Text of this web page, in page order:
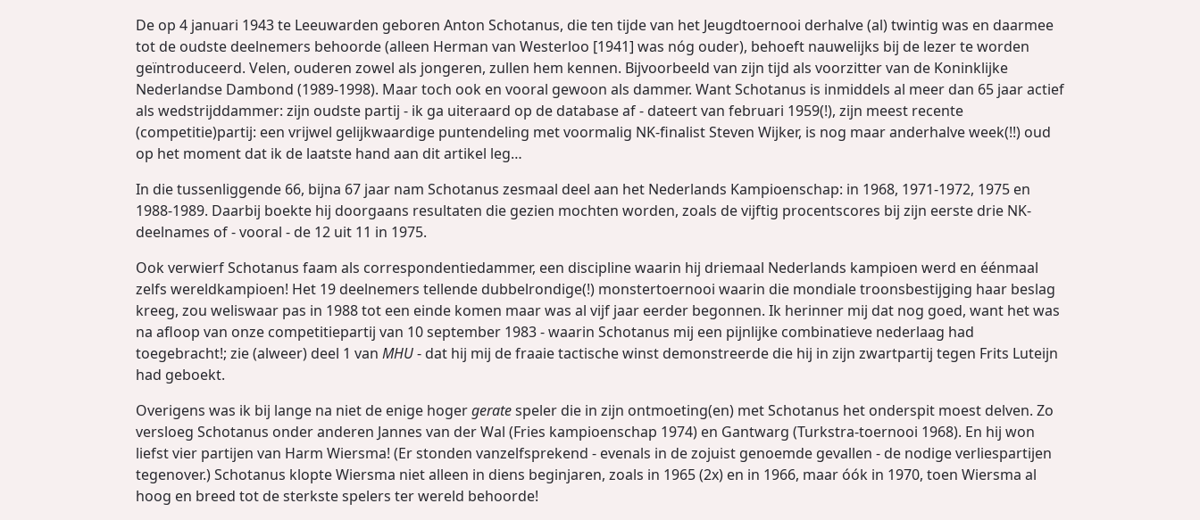
De op 4 januari 1943 te Leeuwarden geboren Anton Schotanus, die ten tijde van het Jeugdtoernooi derhalve (al) twintig was en daarmee
tot de oudste deelnemers behoorde (alleen Herman van Westerloo [1941] was nóg ouder), behoeft nauwelijks bij de lezer te worden
geïntroduceerd. Velen, ouderen zowel als jongeren, zullen hem kennen. Bijvoorbeeld van zijn tijd als voorzitter van de Koninklijke
Nederlandse Dambond (1989-1998). Maar toch ook en vooral gewoon als dammer. Want Schotanus is inmiddels al meer dan 65 jaar actief
als wedstrijddammer: zijn oudste partij - ik ga uiteraard op de database af - dateert van februari 1959(!), zijn meest recente
(competitie)partij: een vrijwel gelijkwaardige puntendeling met voormalig NK-finalist Steven Wijker, is nog maar anderhalve week(!!) oud
op het moment dat ik de laatste hand aan dit artikel leg…
In die tussenliggende 66, bijna 67 jaar nam Schotanus zesmaal deel aan het Nederlands Kampioenschap: in 1968, 1971-1972, 1975 en
1988-1989. Daarbij boekte hij doorgaans resultaten die gezien mochten worden, zoals de vijftig procentscores bij zijn eerste drie NK-
deelnames of - vooral - de 12 uit 11 in 1975.
Ook verwierf Schotanus faam als correspondentiedammer, een discipline waarin hij driemaal Nederlands kampioen werd en éénmaal
zelfs wereldkampioen! Het 19 deelnemers tellende dubbelrondige(!) monstertoernooi waarin die mondiale troonsbestijging haar beslag
kreeg, zou weliswaar pas in 1988 tot een einde komen maar was al vijf jaar eerder begonnen. Ik herinner mij dat nog goed, want het was
na afloop van onze competitiepartij van 10 september 1983 - waarin Schotanus mij een pijnlijke combinatieve nederlaag had
toegebracht!; zie (alweer) deel 1 van MHU- dat hij mij de fraaie tactische winst demonstreerde die hij in zijn zwartpartij tegen Frits Luteijn
had geboekt.
Overigens was ik bij lange na niet de enige hogergeratespeler die in zijn ontmoeting(en) met Schotanus het onderspit moest delven. Zo
versloeg Schotanus onder anderen Jannes van der Wal (Fries kampioenschap 1974) en Gantwarg (Turkstra-toernooi 1968). En hij won
liefst vier partijen van Harm Wiersma! (Er stonden vanzelfsprekend - evenals in de zojuist genoemde gevallen - de nodige verliespartijen
tegenover.) Schotanus klopte Wiersma niet alleen in diens beginjaren, zoals in 1965 (2x) en in 1966, maar óók in 1970, toen Wiersma al
hoog en breed tot de sterkste spelers ter wereld behoorde!